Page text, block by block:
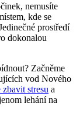
nemusíte
kde se
prostředí
dokonalou
Začněme
vod Nového
zbavit stresu a
lehání na